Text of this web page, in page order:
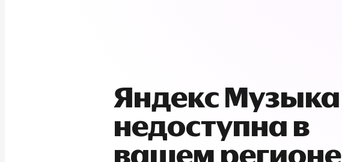
Яндекс Музыка
недоступна в
вашем регионе